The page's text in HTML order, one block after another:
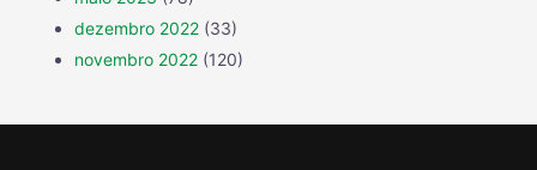
dezembro 2022 (33)
novembro 2022 (120)